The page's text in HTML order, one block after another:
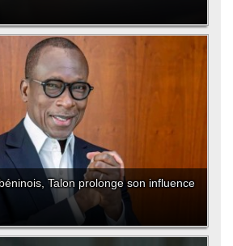
Talon prolonge son influence